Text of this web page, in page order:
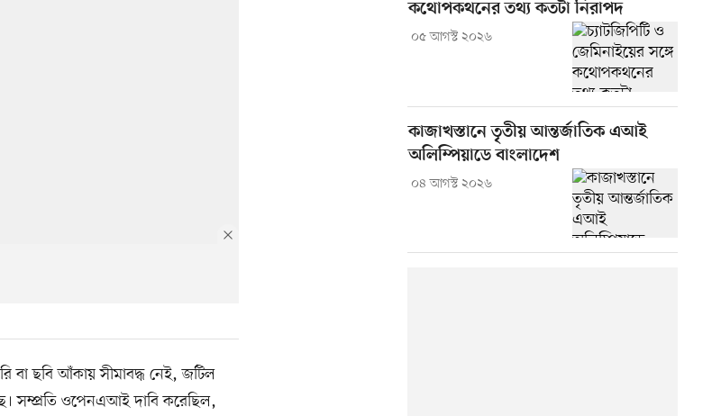
বা ছবি আঁকায় সীমাবদ্ধ নেই, জটিল
সম্প্রতি ওপেনএআই দাবি করেছিল,
কথোপকথনের তথ্য কতটা নিরাপদ
০৫ আগস্ট ২০২৬
কাজাখস্তানে তৃতীয় আন্তর্জাতিক এআই
অলিম্পিয়াডে বাংলাদেশ
০৪ আগস্ট ২০২৬